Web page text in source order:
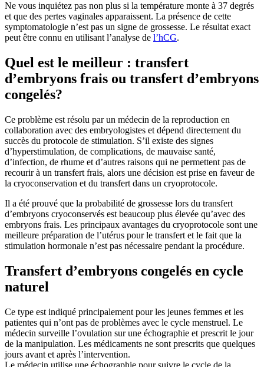
Ne vous inquiétez pas non plus si la température monte à 37 degrés
et que des pertes vaginales apparaissent. La présence de cette
symptomatologie n’est pas un signe de grossesse. Le résultat exact
peut être connu en utilisant l’analyse de l’hCG.
Quel est le meilleur : transfert
d’embryons frais ou transfert d’embryons
congelés?
Ce problème est résolu par un médecin de la reproduction en
collaboration avec des embryologistes et dépend directement du
succès du protocole de stimulation. S’il existe des signes
d’hyperstimulation, de complications, de mauvaise santé,
d’infection, de rhume et d’autres raisons qui ne permettent pas de
recourir à un transfert frais, alors une décision est prise en faveur de
la cryoconservation et du transfert dans un cryoprotocole.
Il a été prouvé que la probabilité de grossesse lors du transfert
d’embryons cryoconservés est beaucoup plus élevée qu’avec des
embryons frais. Les principaux avantages du cryoprotocole sont une
meilleure préparation de l’utérus pour le transfert et le fait que la
stimulation hormonale n’est pas nécessaire pendant la procédure.
Transfert d’embryons congelés en cycle
naturel
Ce type est indiqué principalement pour les jeunes femmes et les
patientes qui n’ont pas de problèmes avec le cycle menstruel. Le
médecin surveille l’ovulation sur une échographie et prescrit le jour
de la manipulation. Les médicaments ne sont prescrits que quelques
jours avant et après l’intervention.
Le médecin utilise une échographie pour suivre le cycle de la